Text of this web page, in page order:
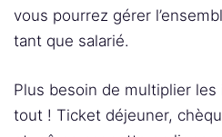
vous pourrez gérer
tant que salarié.
Plus besoin de multiplier
tout ! Ticket déjeuner,